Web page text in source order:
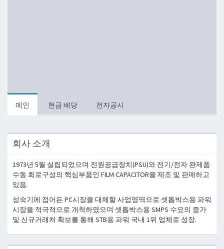
메인 현금 배당 전자공시
회사 소개
1973년 5월 설립되었으며 전원공급장치(PSU)와 전기/전자 완제품
수동 회로구성의 핵심부품인 FILM CAPACITOR을 제조 및 판매하고
있음.
성숙기에 접어든 PC시장을 대체할 사업영역으로 셋톱박스용 파워
시장을 적극적으로 개척하였으며 셋톱박스용 SMPS 수요의 증가
및 신규거래처 확보를 통해 STB용 파워 국내 1위 업체로 성장.